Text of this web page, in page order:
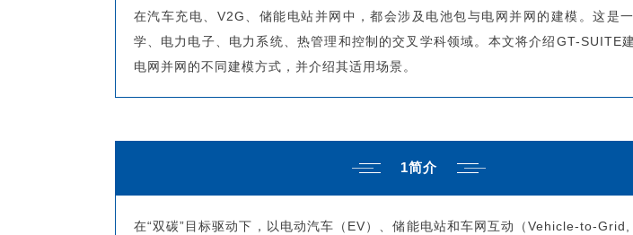
在汽车充电、V2G、储能电站并网中，都会涉及电池包与电网并网的建模。这是
学、电力电子、电力系统、热管理和控制的交叉学科领域。本文将介绍GT-SUITE
电网并网的不同建模方式，并介绍其适用场景。
1简介
在“双碳”目标驱动下，以电动汽车（EV）、储能电站和车网互动（Vehicle-to-